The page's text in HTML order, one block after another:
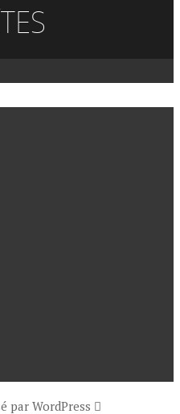
par WordPress